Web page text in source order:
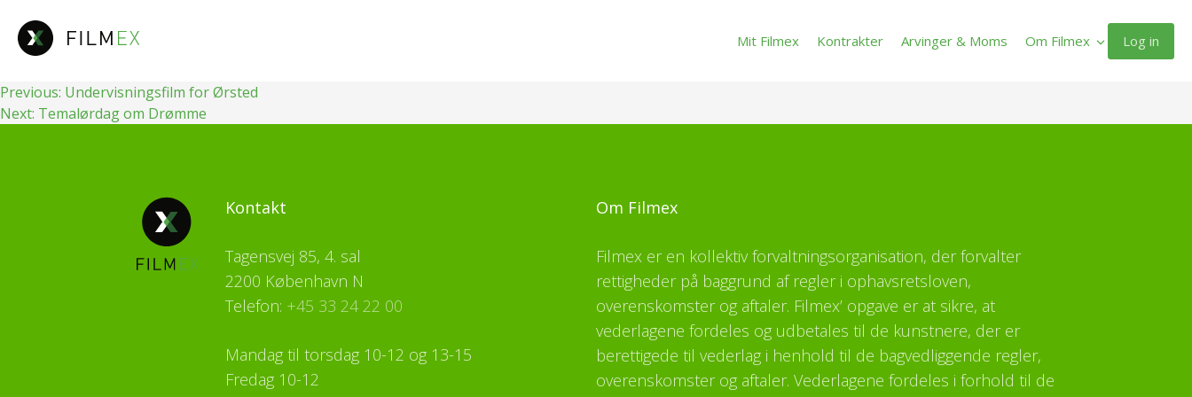
indhold
Mit Filmex Kontrakter Arvinger & Moms Om Filmex Log in
Indlægsnavigation
Previous: Undervisningsfilm for Ørsted
Next: Temalørdag om Drømme
Kontakt
Tagensvej 85, 4. sal
2200 København N
Telefon: +45 33 24 22 00
Mandag til torsdag 10-12 og 13-15
Fredag 10-12
Om Filmex
Filmex er en kollektiv forvaltningsorganisation, der forvalter
rettigheder på baggrund af regler i ophavsretsloven,
overenskomster og aftaler. Filmex’ opgave er at sikre, at
vederlagene fordeles og udbetales til de kunstnere, der er
berettigede til vederlag i henhold til de bagvedliggende regler,
overenskomster og aftaler. Vederlagene fordeles i forhold til de